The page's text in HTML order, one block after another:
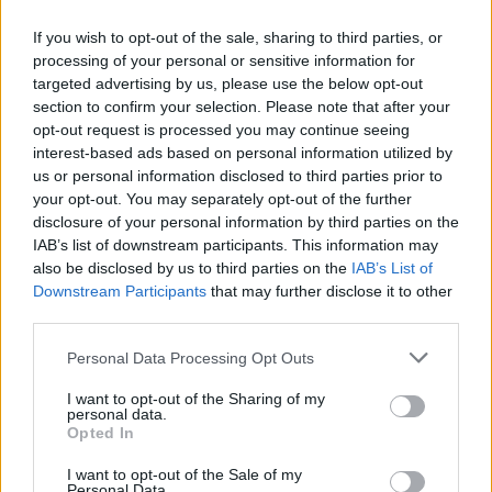
If you wish to opt-out of the sale, sharing to third parties, or
processing of your personal or sensitive information for
targeted advertising by us, please use the below opt-out
section to confirm your selection. Please note that after your
opt-out request is processed you may continue seeing
interest-based ads based on personal information utilized by
us or personal information disclosed to third parties prior to
your opt-out. You may separately opt-out of the further
disclosure of your personal information by third parties on the
IAB’s list of downstream participants. This information may
also be disclosed by us to third parties on the IAB’s List of
Downstream Participants that may further disclose it to other
Please note that this website/app uses one or more Google
not limited to your visit or usage behaviour. You may click to
grant or deny consent to Google and its third-party tags to
use your data for below specified purposes in below Google
consent section.
Personal Data Processing Opt Outs
I want to opt-out of the Sharing of my
personal data.
Opted In
I want to opt-out of the Sale of my
Martin maraton
Művészeti munkatárs: Zs. Vincze Zsuzsa
Zenekarvezető: Papp István Gázsa
Rendező- koreográfus: Zsuráfszky Zoltán
Előadja: a Magyar Nemzeti Táncegyüttes
és zenekara